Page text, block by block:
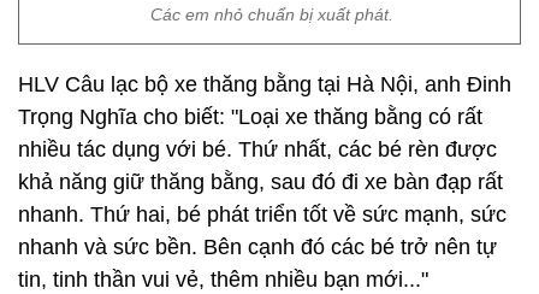
Các em nhỏ chuẩn bị xuất phát.
HLV Câu lạc bộ xe thăng bằng tại Hà Nội, anh Đinh
Trọng Nghĩa cho biết: "Loại xe thăng bằng có rất
nhiều tác dụng với bé. Thứ nhất, các bé rèn được
khả năng giữ thăng bằng, sau đó đi xe bàn đạp rất
nhanh. Thứ hai, bé phát triển tốt về sức mạnh, sức
nhanh và sức bền. Bên cạnh đó các bé trở nên tự
tin, tinh thần vui vẻ, thêm nhiều bạn mới..."